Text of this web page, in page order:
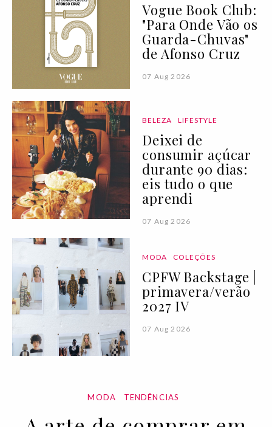
Vogue Book Club:
"Para Onde Vão os
Guarda-Chuvas"
de Afonso Cruz
07 Aug 2026
BELEZA LIFESTYLE
Deixei de
consumir açúcar
durante 90 dias:
eis tudo o que
aprendi
07 Aug 2026
MODA COLEÇÕES
CPFW Backstage |
primavera/verão
2027 IV
07 Aug 2026
MODA TENDÊNCIAS